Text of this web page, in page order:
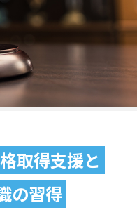
取得支援と
の習得